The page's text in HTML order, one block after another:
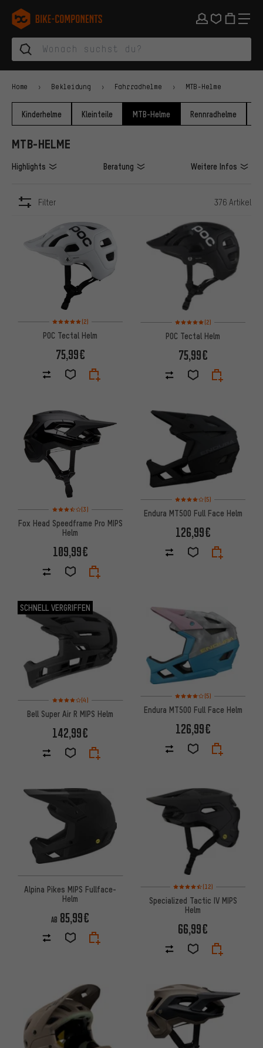
Zur Hauptnavigation springen
Zur Kategorienavigation springen
Zum Inhalt springen
Zu Marken und Newsletter springen
Zur Fußzeile springen
bike-components.de Startseite
Home Bekleidung Fahrradhelme MTB-Helme
Kinderhelme Kleinteile MTB-Helme Rennradhelme
MTB-HELME
Highlights Beratung Weitere Infos
Filter 376 Artikel
Bewertungen: 5 von 5 basierend auf 2 Bewertungen
(2)
POC Tectal Helm
75,99€
Bewertungen: 5 von 5
(2)
POC Tectal Helm
75,99€
Bewertungen: 3,5 von 5 basierend auf 3 Bewertungen
(3)
Fox Head Speedframe Pro MIPS
Helm
109,99€
Bewertungen: 4 von 5
(5)
Endura MT500 Full Face Helm
126,99€
SCHNELL VERGRIFFEN
Bewertungen: 4 von 5 basierend auf 4 Bewertungen
(4)
Bell Super Air R MIPS Helm
142,99€
Bewertungen: 4 von 5
(5)
Endura MT500 Full Face Helm
126,99€
Alpina Pikes MIPS Fullface-
Helm
AB 85,99€
Bewertungen: 4,5 von 5
(12)
Specialized Tactic IV MIPS
Helm
66,99€